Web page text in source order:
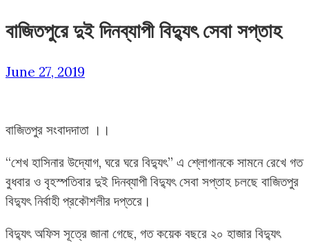
বাজিতপুরে দুই দিনব্যাপী বিদ্যুৎ সেবা সপ্তাহ
June 27, 2019
বাজিতপুর সংবাদদাতা ।।
“শেখ হাসিনার উদ্যোগ, ঘরে ঘরে বিদ্যুৎ” এ শ্লোগানকে সামনে রেখে গত
বুধবার ও বৃহস্পতিবার দুই দিনব্যাপী বিদ্যুৎ সেবা সপ্তাহ চলছে বাজিতপুর
বিদ্যুৎ নির্বাহী প্রকৌশলীর দপ্তরে।
বিদ্যুৎ অফিস সূত্রে জানা গেছে, গত কয়েক বছরে ২০ হাজার বিদ্যুৎ